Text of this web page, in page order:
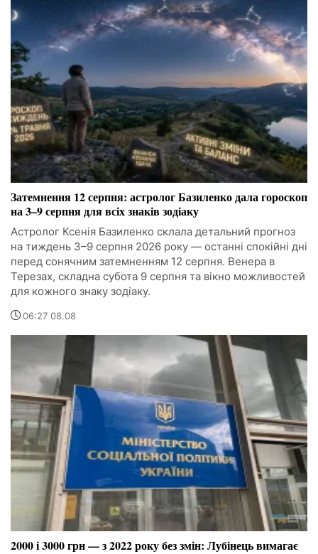
Затемнення 12 серпня: астролог Базиленко дала гороскоп
на 3–9 серпня для всіх знаків зодіаку
Астролог Ксенія Базиленко склала детальний прогноз
на тиждень 3–9 серпня 2026 року — останні спокійні дні
перед сонячним затемненням 12 серпня. Венера в
Терезах, складна субота 9 серпня та вікно можливостей
для кожного знаку зодіаку.
06:27 08.08
2000 і 3000 грн — з 2022 року без змін: Лубінець вимагає